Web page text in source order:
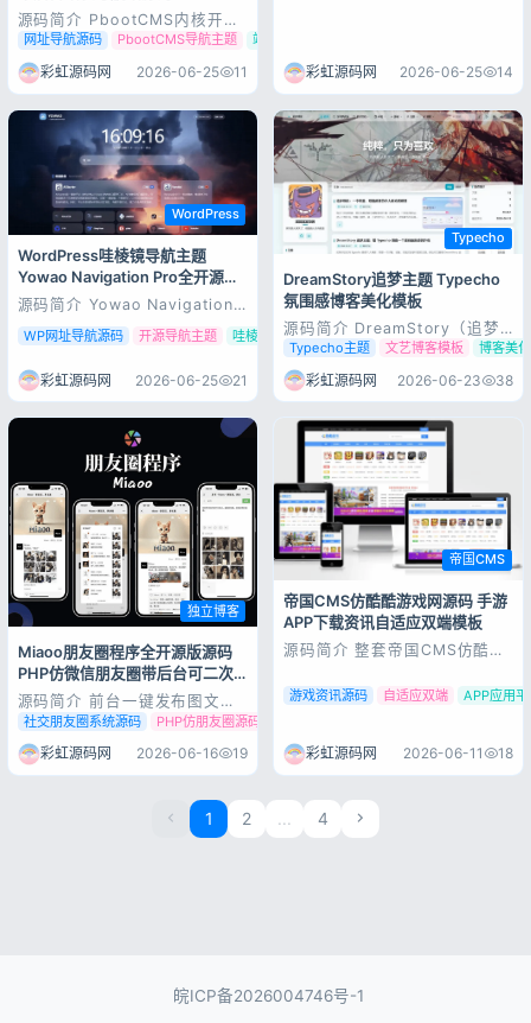
源码简介 PbootCMS内核开发
的网站模板，该模板适用于外贸
网站,通用网站等企业，当然其
他行业也可以做，只需要把文字
图片换成其他行业的即可；该模
类网址资源的 Web 模板，核心
功能是网址收纳、分类导航、快
速访问...
网址导航源码 PbootCMS导航主题 站长目录模板
彩虹源码网 2026-06-25 11 彩虹源码网 2026-06-25 14
WordPress
WordPress哇棱镜导航主题
Yowao Navigation Pro全开源模
板
源码简介 Yowao Navigation
开发的高性能导航主题。它采用
（Prism UI），集成了银行级
CSRF 安全防护，并针对国内网
络环境进行了深度优化。 它不
仅仅是一...
WP网址导航源码 开源导航主题 哇棱镜导航模板
彩虹源码网 2026-06-25 21
Typecho
DreamStory追梦主题 Typecho
氛围感博客美化模板
源码简介 DreamStory（追梦
主题）是一款专为个人博客、
ACG 二次元博客、生活记录、
日常随笔打造的高颜值
Typecho 美化主题。主打沉浸
能，无需堆砌插件，开箱即用，
轻量流畅、自定义自由度极高，
是打造...
Typecho主题 文艺博客模板 博客美化
彩虹源码网 2026-06-23 38
独立博客
Miaoo朋友圈程序全开源版源码
PHP仿微信朋友圈带后台可二次
开发
源码简介 前台一键发布图文，
视频，音乐。发布内容支持定位
或自定义位置信息。支持将发布
内容设为广告模式消息站内通知
或邮件通知。支持其他用户注
自己的文章。拥有丰富的后台管
理功能，一键操作。 安装环境
社交朋友圈系统源码 PHP仿朋友圈源码
彩虹源码网 2026-06-16 19
帝国CMS
帝国CMS仿酷酷游戏网源码 手游
APP下载资讯自适应双端模板
源码简介 整套帝国CMS仿酷酷
单，基于7.5内核开发，适配手
游/APP下载与资讯门户场景，
上线。模板有手机端和pc端，
由于数据量太大，但又是夸克云
游戏资讯源码 自适应双端 APP应用
彩虹源码网 2026-06-11 18
1 2 ... 4
皖ICP备2026004746号-1